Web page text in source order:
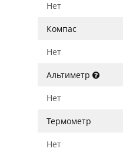
Нет
Компас
Нет
Альтиметр
Нет
Термометр
Нет